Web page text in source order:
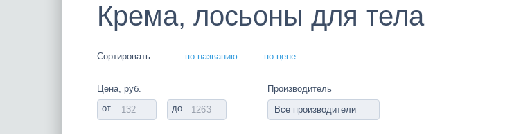
Крема, лосьоны для тела
Сортировать: по названию по цене
Цена, руб.
от
до
Производитель
Все производители